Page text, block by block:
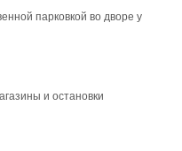
парковкой во дворе у
и остановки